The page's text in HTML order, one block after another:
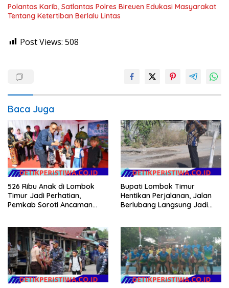
Polantas Karib, Satlantas Polres Bireuen Edukasi Masyarakat
Tentang Ketertiban Berlalu Lintas
Post Views: 508
Baca Juga
526 Ribu Anak di Lombok
Timur Jadi Perhatian,
Pemkab Soroti Ancaman
Bupati Lombok Timur
Hentikan Perjalanan, Jalan
Berlubang Langsung Jadi